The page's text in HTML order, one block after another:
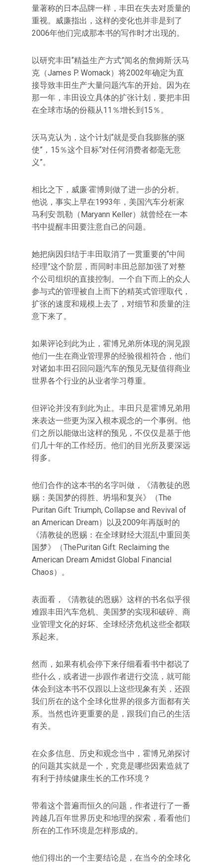
量著称的日本品牌一样，丰田在失去对质量的
重视。威廉指出，这样的变化也并非是到了
2006年他们完成那本书的写作时才出现的。
以研究丰田“精益生产方式”闻名的詹姆斯·沃马
克（James P. Womack）将2002年确定为直
接导致丰田生产大量问题汽车的开始。因为在
那一年，丰田设立具体的扩张计划，要把丰田
在全球市场的份额从11％增长到15％。
沃马克认为，这个计划“就是受自我膨胀的驱
使”，15％这个目标“对任何消费者都毫无意
义”。
相比之下，威廉·霍博则做了进一步的分析。
他说，事实上早在1993年，美国汽车分析家
马利安·凯勒（Maryann Keller）就曾经在一本
书中提醒丰田要注意自己的问题。
她把病因归结于丰田取消了一贯重要的“中间
经理”这个阶层，而同时丰田总部加强了对整
个公司组织的直接控制。一个自下而上的众人
参与式的管理被自上而下的精英式管理取代，
扩张的速度和规模上去了，对细节和质量的注
意下来了。
如果评论到此为止，霍博兄弟所体现的洞见跟
他们一生在商业管理界的经验很相符合，他们
对诸如丰田召回问题汽车的预见无疑值得商业
世界各个行业的从业者学习尊重。
但评论并没有到此为止。丰田只是霍博兄弟用
来表达一些更为深入根本观念的一个事例。他
们之所以能做出这样的预见，不仅仅是基于他
们几十年的工作经历。他们的目光所及要深远
得多。
他们合作的这本书的名字叫做，《清教徒的恩
赐：美国梦的得胜、坍塌和复兴》（The
Puritan Gift: Triumph, Collapse and Revival of
an American Dream）以及2009年再版时的
《清教徒的恩赐：在全球财经大混乱中重回美
国梦》（ThePuritan Gift: Reclaiming the
American Dream Amidst Global Financial
Chaos）。
表面看，《清教徒的恩赐》这样的书名似乎很
难跟丰田汽车危机、美国梦的实现和破碎、商
业管理文化的好坏、全球经济危机这些全都联
系起来。
然而，如果有机会停下来仔细看看书中都说了
些什么，或者进一步跟作者进行交流，就可能
体会到这本书不仅跟以上这些现象有关，还跟
我们所在的这个全球化世界的很多方面都有关
系。当然也许更重要的是，跟我们自己的生活
有关。
在众多信息、历史和观念当中，霍博兄弟探讨
的问题其实就是一个，究竟是哪些因素造就了
有利于持续健康生长的工作环境？
带着这个普遍而恒久的问题，作者进行了一番
跨越几百年世界历史和地理的探索，看看他们
所在的工作环境是怎样形成的。
他们得出的一个主要结论是，在当今的全球化